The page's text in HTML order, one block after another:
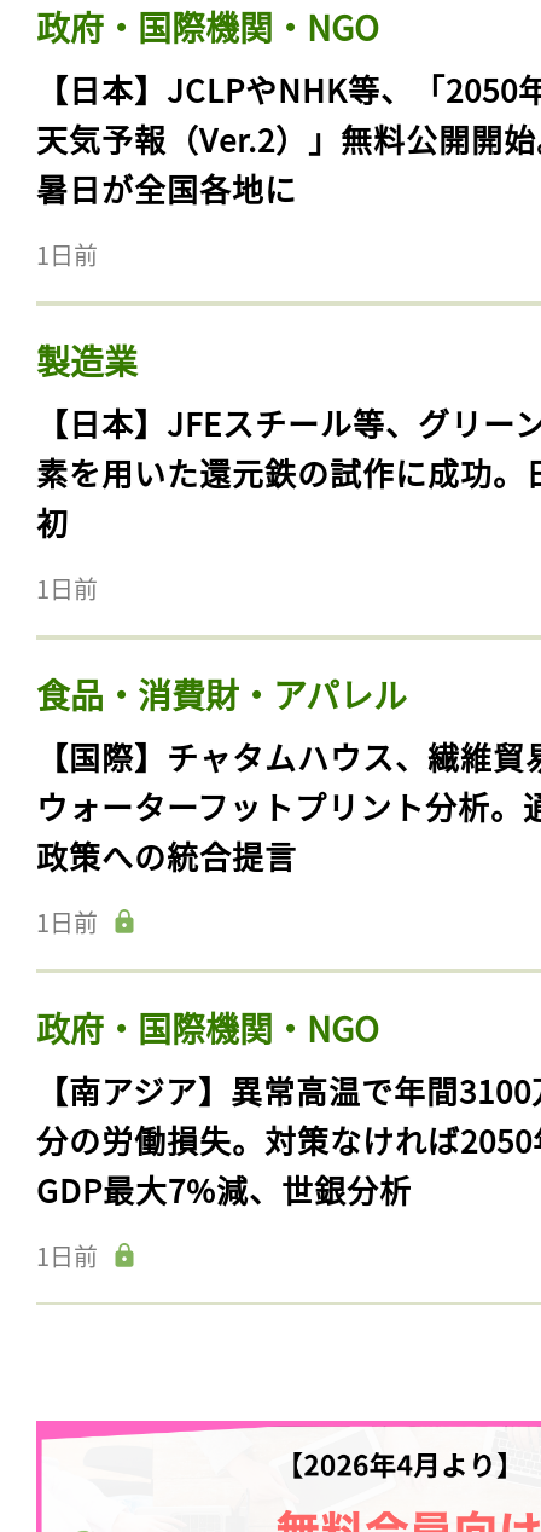
政府・国際機関・NGO
【日本】JCLPやNHK等、「2050
天気予報（Ver.2）」無料公開開
暑日が全国各地に
1日前
製造業
【日本】JFEスチール等、グリー
素を用いた還元鉄の試作に成功。
初
1日前
食品・消費財・アパレル
【国際】チャタムハウス、繊維貿
ウォーターフットプリント分析。
政策への統合提言
1日前
政府・国際機関・NGO
【南アジア】異常高温で年間
分の労働損失。対策なければ
GDP最大7%減、世銀分析
1日前